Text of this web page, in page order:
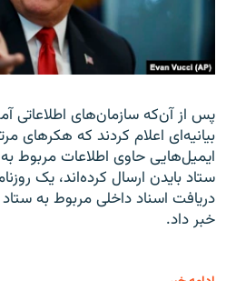
پس از آن‌که سازمان‌های اطلاعاتی
بیانیه‌ای اعلام کردند که هکرهای
ایمیل‌هایی حاوی اطلاعات مربوط
ستاد بایدن ارسال کرده‌اند، یک
دریافت اسناد داخلی مربوط به ستاد
خبر داد.